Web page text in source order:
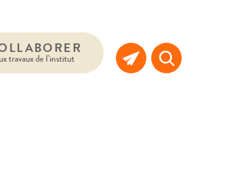
travaux de l’institut